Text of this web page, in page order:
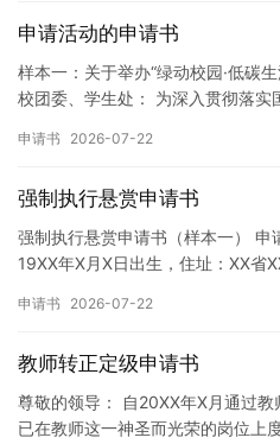
申请活动的申请书
样本一：关于举办“绿动校园·低碳
校团委、学生处： 为深入贯彻落
申请书 2026-07-22
强制执行悬赏申请书
强制执行悬赏申请书（样本一） 申
19XX年X月X日出生，住址：XX省
申请书 2026-07-22
教师转正定级申请书
尊敬的领导： 自20XX年X月通过
已在教师这一神圣而光荣的岗位上